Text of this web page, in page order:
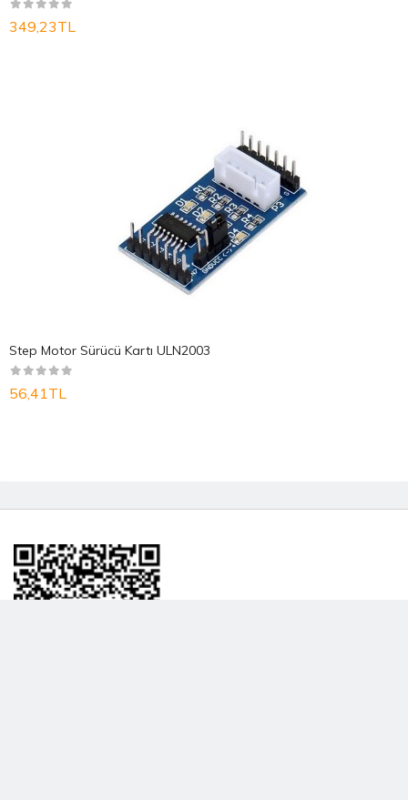
349,23TL
Step Motor Sürücü Kartı ULN2003
56,41TL